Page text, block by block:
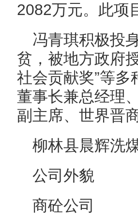
2082万元。此项
冯青琪积极投
贫，被地方政府
社会贡献奖”等
董事长兼总经理
副主席、世界晋
柳林县晨辉洗
公司外貌
商砼公司